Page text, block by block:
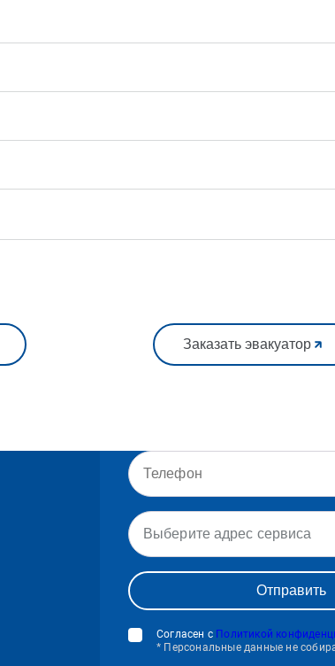
Заказать эвакуатор
Выберите адрес сервиса
Согласен с Политикой
* Персональные данные не